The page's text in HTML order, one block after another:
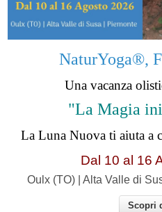
NaturYoga®,
Una vacanza
"La Magia
La Luna Nuova ti aiuta a
Dal 10 al 16
Oulx (TO) | Alta Valle di
Scopri